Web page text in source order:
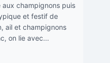
aux champignons puis
et festif de
ail et champignons
on lie avec...